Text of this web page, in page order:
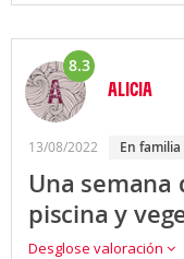
8.3
ALICIA
13/08/2022 en familia
Una semana
piscina y
Desglose valoración